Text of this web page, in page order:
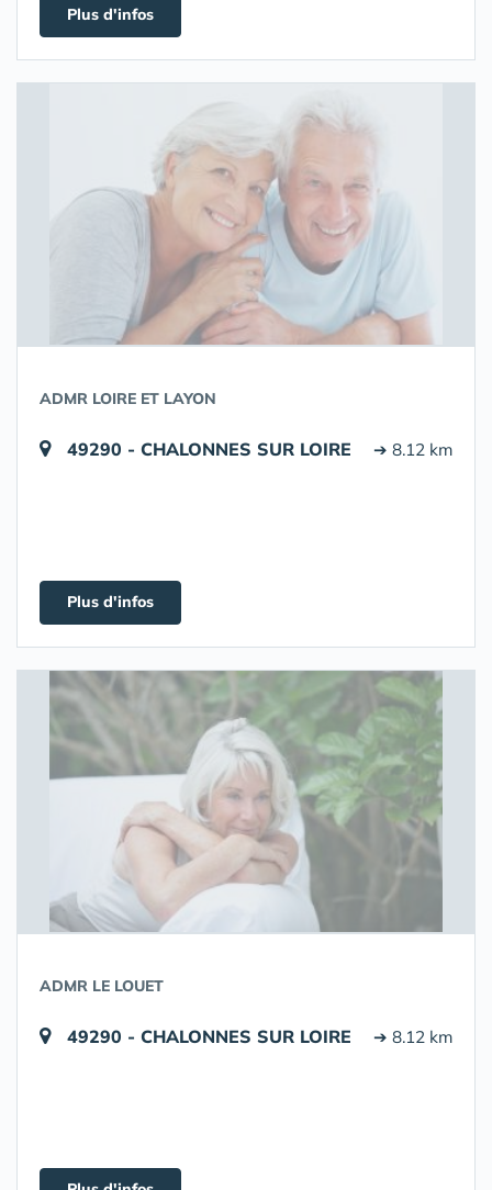
Plus d'infos
ADMR LOIRE ET LAYON
49290 - CHALONNES SUR LOIRE ➔ 8.12 km
Plus d'infos
ADMR LE LOUET
49290 - CHALONNES SUR LOIRE ➔ 8.12 km